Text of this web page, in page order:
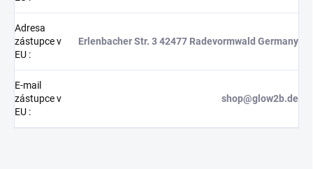
Adresa
zástupce v
EU :
Erlenbacher Str. 3 42477 Radevormwald Germany
E-mail
zástupce v
EU :
shop@glow2b.de